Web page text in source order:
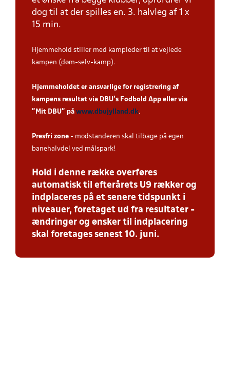
dog til at der spilles en. 3. halvleg af 1 x
15 min.
Hjemmehold stiller med kampleder til at vejlede
kampen (døm-selv-kamp).
Hjemmeholdet er ansvarlige for registrering af
kampens resultat via DBU’s Fodbold App eller via
”Mit DBU” på www.dbujylland.dk.
Presfri zone - modstanderen skal tilbage på egen
banehalvdel ved målspark!
Hold i denne række overføres
automatisk til efterårets U9 rækker og
indplaceres på et senere tidspunkt i
niveauer, foretaget ud fra resultater -
ændringer og ønsker til indplacering
skal foretages senest 10. juni.